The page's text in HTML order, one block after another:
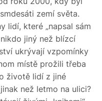
zemí světa.
lidí, které „napsal sám
jiný než blízcí
ukrývají vzpomínky
místě prožili třeba
životě lidí z jiné
než letmo na ulici?